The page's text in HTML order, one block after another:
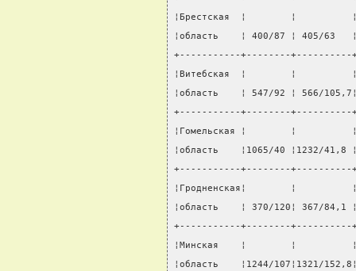
¦Брестская  ¦        ¦
¦область    ¦ 400/87 ¦ 405/
+-----------+--------+----------
¦Витебская  ¦        ¦
¦область    ¦ 547/92 ¦ 566/
+-----------+--------+----------
¦Гомельская ¦        ¦
¦область    ¦1065/40 ¦1232/
+-----------+--------+----------
¦Гродненская¦        ¦
¦область    ¦ 370/120¦ 367/
+-----------+--------+----------
¦Минская    ¦        ¦
¦область    ¦1244/107¦1321/